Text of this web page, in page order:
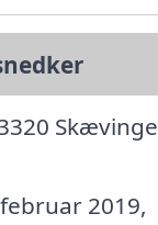
Skævinge
2019,